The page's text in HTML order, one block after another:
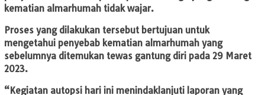
kematian almarhumah tidak wajar.
Proses yang dilakukan tersebut bertujuan untuk
mengetahui penyebab kematian almarhumah yang
sebelumnya ditemukan tewas gantung diri pada 29 Maret
2023.
“Kegiatan autopsi hari ini menindaklanjuti laporan yang